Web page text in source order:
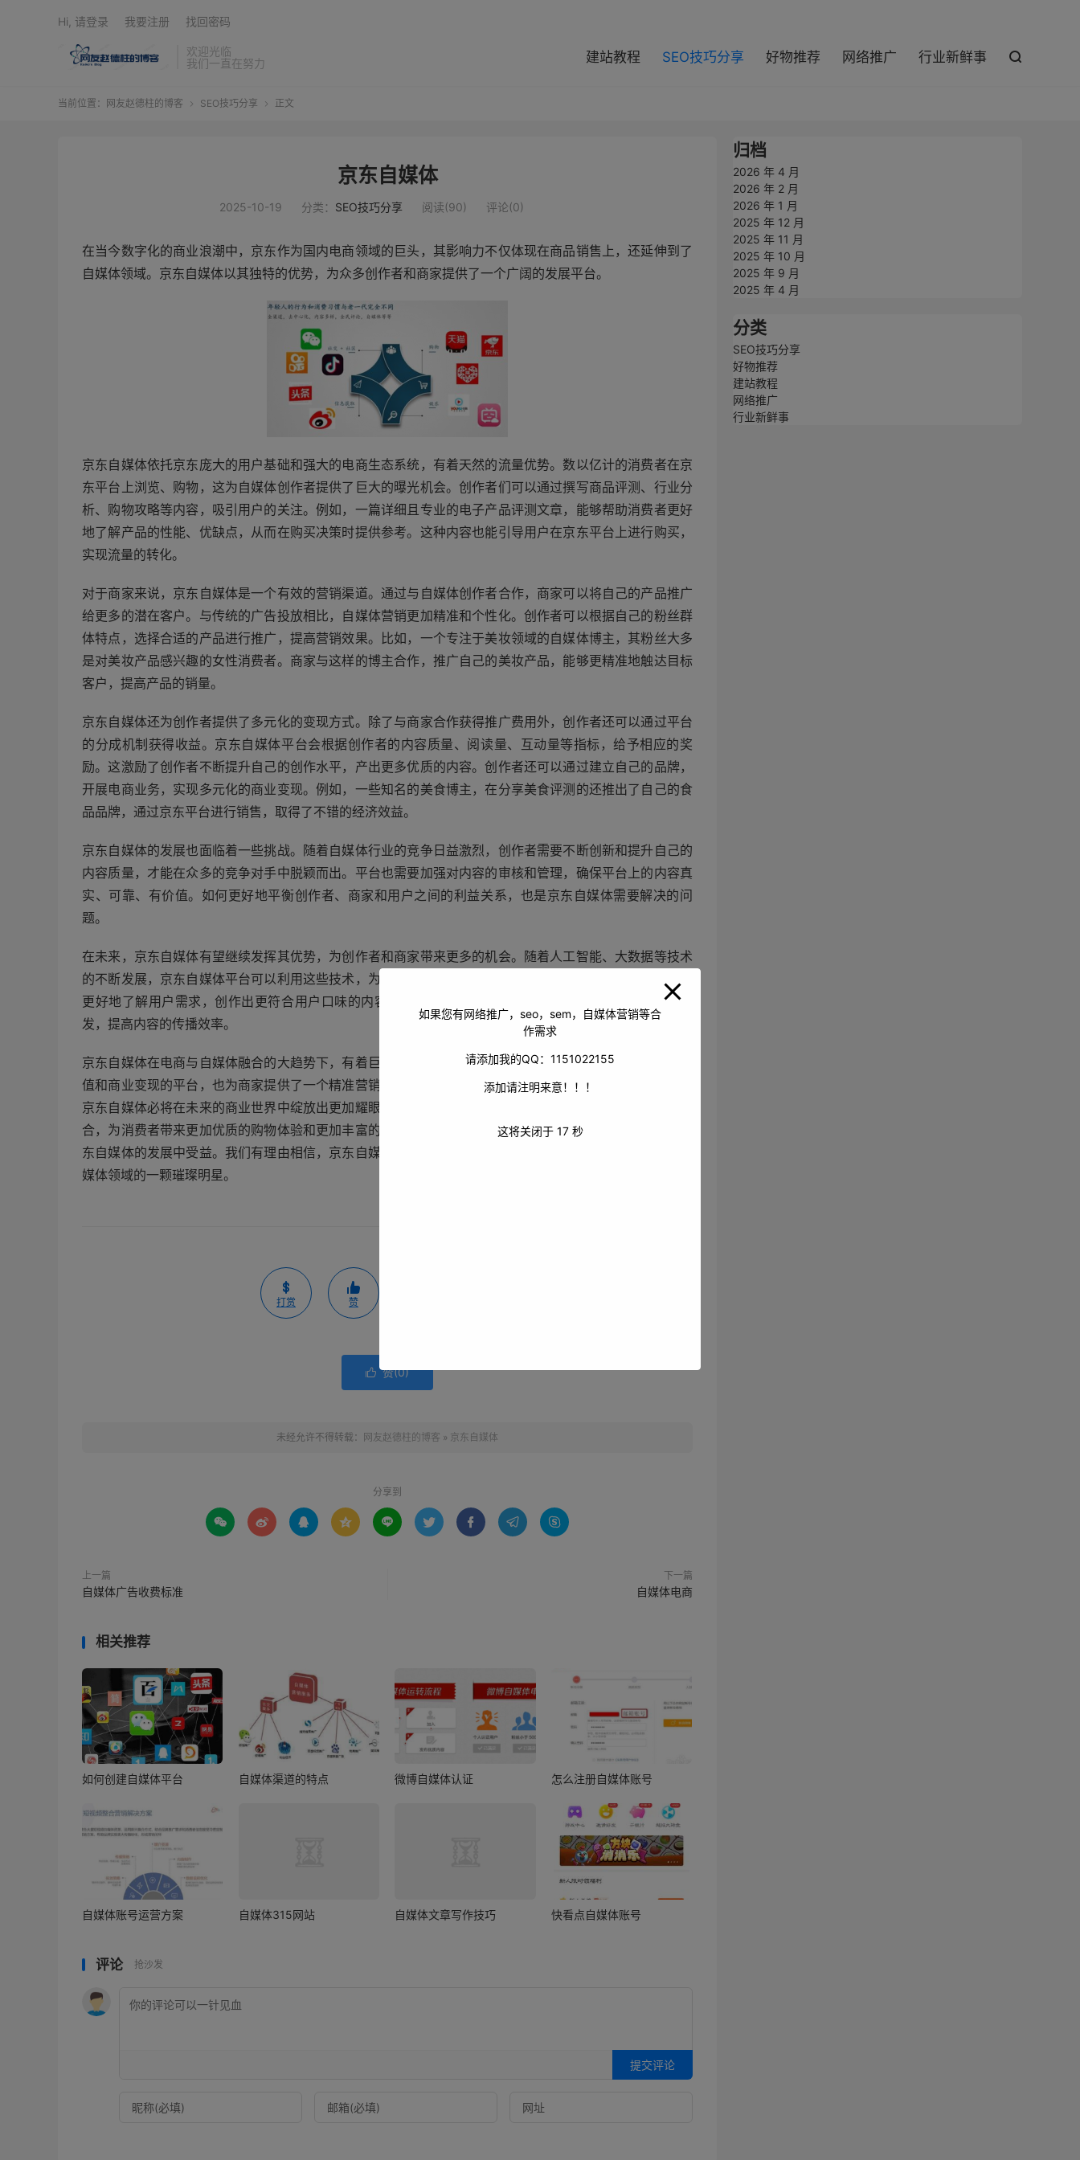
欢迎光临
我们一直在努力
建站教程 SEO技巧分享 好物推荐 网络推广 行业新鲜事 
Hi, 请登录 我要注册 找回密码
当前位置： 网友赵德柱的博客  SEO技巧分享  正文
京东自媒体
2025-10-19 分类： SEO技巧分享 阅读(90) 评论(0)
在当今数字化的商业浪潮中，京东作为国内电商领域的巨头，其影响力不仅体现在商品销售上，还延伸到了
自媒体领域。京东自媒体以其独特的优势，为众多创作者和商家提供了一个广阔的发展平台。
京东自媒体依托京东庞大的用户基础和强大的电商生态系统，有着天然的流量优势。数以亿计的消费者在京
东平台上浏览、购物，这为自媒体创作者提供了巨大的曝光机会。创作者们可以通过撰写商品评测、行业分
析、购物攻略等内容，吸引用户的关注。例如，一篇详细且专业的电子产品评测文章，能够帮助消费者更好
地了解产品的性能、优缺点，从而在购买决策时提供参考。这种内容也能引导用户在京东平台上进行购买，
实现流量的转化。
对于商家来说，京东自媒体是一个有效的营销渠道。通过与自媒体创作者合作，商家可以将自己的产品推广
给更多的潜在客户。与传统的广告投放相比，自媒体营销更加精准和个性化。创作者可以根据自己的粉丝群
体特点，选择合适的产品进行推广，提高营销效果。比如，一个专注于美妆领域的自媒体博主，其粉丝大多
是对美妆产品感兴趣的女性消费者。商家与这样的博主合作，推广自己的美妆产品，能够更精准地触达目标
客户，提高产品的销量。
京东自媒体还为创作者提供了多元化的变现方式。除了与商家合作获得推广费用外，创作者还可以通过平台
的分成机制获得收益。京东自媒体平台会根据创作者的内容质量、阅读量、互动量等指标，给予相应的奖
励。这激励了创作者不断提升自己的创作水平，产出更多优质的内容。创作者还可以通过建立自己的品牌，
开展电商业务，实现多元化的商业变现。例如，一些知名的美食博主，在分享美食评测的还推出了自己的食
品品牌，通过京东平台进行销售，取得了不错的经济效益。
京东自媒体的发展也面临着一些挑战。随着自媒体行业的竞争日益激烈，创作者需要不断创新和提升自己的
内容质量，才能在众多的竞争对手中脱颖而出。平台也需要加强对内容的审核和管理，确保平台上的内容真
实、可靠、有价值。如何更好地平衡创作者、商家和用户之间的利益关系，也是京东自媒体需要解决的问
题。
在未来，京东自媒体有望继续发挥其优势，为创作者和商家带来更多的机会。随着人工智能、大数据等技术
的不断发展，京东自媒体平台可以利用这些技术，为创作者提供更精准的用户画像和数据分析，帮助创作者
更好地了解用户需求，创作出更符合用户口味的内容。平台也可以通过技术手段，加强对内容的推荐和分
发，提高内容的传播效率。
京东自媒体在电商与自媒体融合的大趋势下，有着巨大的发展潜力。它不仅为创作者提供了一个实现自我价
值和商业变现的平台，也为商家提供了一个精准营销的渠道。尽管面临着一些挑战，但只要各方共同努力，
京东自媒体必将在未来的商业世界中绽放出更加耀眼的光芒。它将继续推动电商行业与自媒体行业的深度融
合，为消费者带来更加优质的购物体验和更加丰富的内容服务。无论是创作者、商家还是消费者，都将在京
东自媒体的发展中受益。我们有理由相信，京东自媒体的未来充满着无限的可能性，它将成为电商领域和自
媒体领域的一颗璀璨明星。
打赏 赞
 赞(0)
未经允许不得转载： 网友赵德柱的博客 » 京东自媒体
分享到
        
上一篇
自媒体广告收费标准
下一篇
自媒体电商
相关推荐
如何创建自媒体平台 自媒体渠道的特点 微博自媒体认证 怎么注册自媒体账号
自媒体账号运营方案 自媒体315网站 自媒体文章写作技巧 快看点自媒体账号
评论 抢沙发
提交评论
归档
2026 年 4 月
2026 年 2 月
2026 年 1 月
2025 年 12 月
2025 年 11 月
2025 年 10 月
2025 年 9 月
2025 年 4 月
分类
SEO技巧分享
好物推荐
建站教程
网络推广
行业新鲜事
如果您有网络推广，seo，sem，自媒体营销等合
作需求
请添加我的QQ：1151022155
添加请注明来意！！！
这将关闭于 17秒